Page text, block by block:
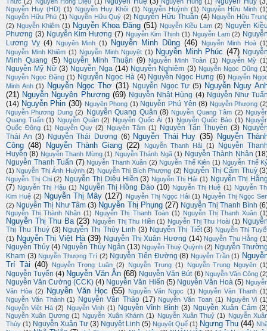
Thức (2) Nguyễn Hồng Diệu (1) Nguyên Hùng (1)
Nguyễn Huy (HD) (1) Nguyễn Huy Khôi (1) Nguyễn Huỳnh (1) Nguyễn Hữu Minh
Nguyễn Hữu Phú (1) Nguyễn Hữu Quý (2) Nguyễn Hữu Thuần (4) Nguyễn Hữu
(2) Nguyễn Khiêm (1) Nguyễn Khoa Đăng (51) Nguyễn Kiều Lam (2) Nguyễn
Phương (3) Nguyễn Kim Hương (7) Nguyễn Kim Thịnh (1) Nguyễn Lam (2)
Lương Vỵ (4) Nguyên Minh (1) Nguyễn Minh Dũng (46) Nguyễn Minh Hoà
Nguyễn Minh Khiêm (1) Nguyễn Minh Nguyệt (1) Nguyễn Minh Phúc (47)
Minh Quang (5) Nguyễn Minh Thuận (9) Nguyễn Minh Toàn (1) Nguyễn Mỳ
Nguyễn Mỹ Nữ (3) Nguyễn Nga (14) Nguyễn Nghiêm (3) Nguyễn Ngọc Dũng
Nguyễn Ngọc Đặng (1) Nguyễn Ngọc Hà (4) Nguyễn Ngọc Hưng (6) Nguyễn
Minh Anh (1) Nguyễn Ngọc Thơ (31) Nguyễn Ngọc Tư (5) Nguyễn Nguy
(21) Nguyễn Nguyên Phượng (69) Nguyễn Nhật Hùng (4) Nguyễn Như
(14) Nguyễn Phin (30) Nguyên Phong (1) Nguyễn Phú Yên (8) Nguyễn Phượng
Nguyễn Phương Dung (2) Nguyễn Quang Quân (8) Nguyễn Quang Tâm (2)
Quang Tuấn (1) Nguyễn Quân (2) Nguyễn Quốc Ái (1) Nguyễn Quốc Bảo (1)
Quốc Đông (1) Nguyễn Quy (2) Nguyên Tâm (1) Nguyễn Tấn Thuyên (3)
Thái An (3) Nguyễn Thái Dương (6) Nguyễn Thái Huy (35)
Nguyễn
Công (48) Nguyễn Thành Giang (22) Nguyễn Thanh Hải (1)
Nguyễn
Huyền (8) Nguyễn Thanh Mừng (1) Nguyễn Thánh Ngã (1) Nguyễn Thành Nhân
Nguyễn Thanh Tuấn (7) Nguyễn Thanh Xuân (2) Nguyễn Thế Kiên (1) Nguyễn Thế
(1) Nguyễn Thị Ánh Huỳnh (2) Nguyễn Thị Bích Phượng (2) Nguyễn Thị Cẩm Thuỳ
Nguyễn Thị Chi (2) Nguyễn Thị Diệu Hiền (3) Nguyễn Thị Hải (1) Nguyễn Thị
(7) Nguyễn Thị Hậu (1) Nguyễn Thị Hồng Đào (10) Nguyễn Thị Huệ (1) Nguyễn
Kim Huệ (2) Nguyễn Thị Mây (127) Nguyễn Thị Ngọc Hải (1) Nguyễn Thị Ngọc
(2) Nguyễn Thị Như Tâm (3) Nguyễn Thị Phụng (27) Nguyễn Thị Thanh Bình
Nguyễn Thị Thành Nhân (1) Nguyễn Thị Thanh Toàn (1) Nguyễn Thị Thanh Xuân
Nguyễn Thị Thu Ba (23) Nguyễn Thị Thu Hiền (1) Nguyễn Thị Thu Hoài (1)
Thị Thu Thuý (3) Nguyễn Thị Thùy Linh (3) Nguyễn Thị Tiết (3) Nguyễn Thị
(1) Nguyễn Thị Việt Hà (39) Nguyễn Thị Xuân Hương (14) Nguyễn Thu Hằng
Nguyễn Thủy (4) Nguyễn Thúy Ngân (13) Nguyễn Thuý Quỳnh (2) Nguyễn
Kham (3) Nguyễn Thượng Trí (2) Nguyễn Tiến Đường (8) Nguyễn Trần (1)
Trí Tài (40) Nguyễn Trọng Luân (2) Nguyễn Trung (1) Nguyễn Trung Nguyên
Nguyễn Tuyển (4) Nguyễn Văn Ân (68) Nguyễn Văn Bút (6) Nguyễn Văn Công
Nguyễn Văn Cường (CCK) (4) Nguyễn Văn Hiến (5) Nguyễn Văn Hoà (5)
Văn Hòa (2) Nguyễn Văn Học (55) Nguyễn Văn Ngọc (1) Nguyễn Văn Thanh
Nguyễn Văn Thành (1) Nguyễn Văn Thảo (17) Nguyễn Văn Toan (1) Nguyên Vi
Nguyễn Việt Hà (2) Nguyễn Vinh (1) Nguyễn Vĩnh Bình (3) Nguyễn Xuân Cảm
Nguyễn Xuân Dương (1) Nguyễn Xuân Khánh (1) Nguyễn Xuân Thuỷ (1) Nguyễn
Thủy (1) Nguyễn Xuân Tư (3) Nguyệt Linh (5) Nguyệt Quế (1) Ngưng Thu (44)